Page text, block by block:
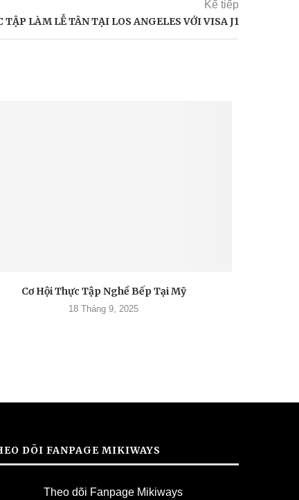
Kế tiếp
TẬP LÀM LỄ TÂN TẠI LOS ANGELES VỚI VISA J1
Cơ Hội Thực Tập Nghề Bếp Tại Mỹ
18 Tháng 9, 2025
DÕI FANPAGE MIKIWAYS
Theo dõi Fanpage Mikiways